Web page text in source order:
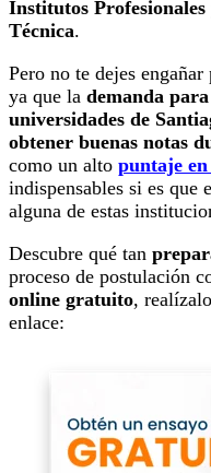
Institutos Profesionales
Técnica.
Pero no te dejes
ya que la demanda
universidades de
obtener buenas notas
como un alto puntaje
indispensables si es que
alguna de estas
Descubre qué tan
proceso de postulación
online gratuito,
enlace: